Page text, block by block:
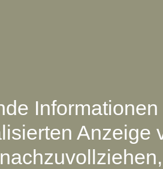
Anzeige